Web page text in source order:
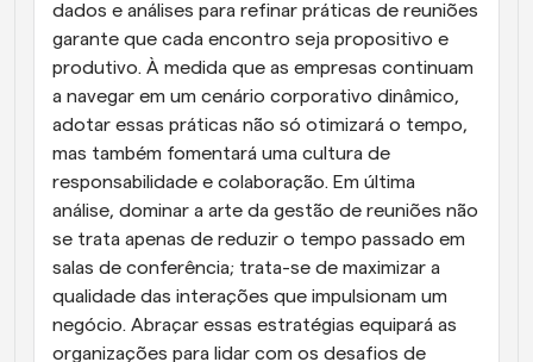
dados e análises para refinar práticas de reuniões
garante que cada encontro seja propositivo e
produtivo. À medida que as empresas continuam
a navegar em um cenário corporativo dinâmico,
adotar essas práticas não só otimizará o tempo,
mas também fomentará uma cultura de
responsabilidade e colaboração. Em última
análise, dominar a arte da gestão de reuniões não
se trata apenas de reduzir o tempo passado em
salas de conferência; trata-se de maximizar a
qualidade das interações que impulsionam um
negócio. Abraçar essas estratégias equipará as
organizações para lidar com os desafios de